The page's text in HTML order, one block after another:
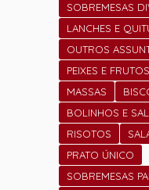
SOBREMESAS
LANCHES E
OUTROS
PEIXES E
MASSAS
BOLINHOS E
RISOTOS
PRATO ÚNICO
SOBREMESAS